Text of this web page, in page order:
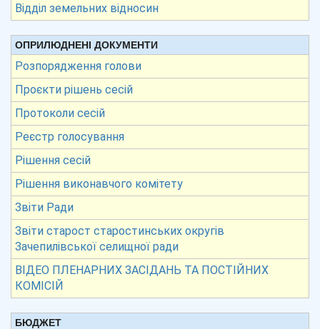
Відділ земельних відносин
ОПРИЛЮДНЕНІ ДОКУМЕНТИ
Розпорядження голови
Проєкти рішень сесій
Протоколи сесій
Реєстр голосування
Рішення сесій
Рішення виконавчого комітету
Звіти Ради
Звіти старост старостинських округів
Зачепилівської селищної ради
ВІДЕО ПЛЕНАРНИХ ЗАСІДАНЬ ТА ПОСТІЙНИХ
КОМІСІЙ
БЮДЖЕТ